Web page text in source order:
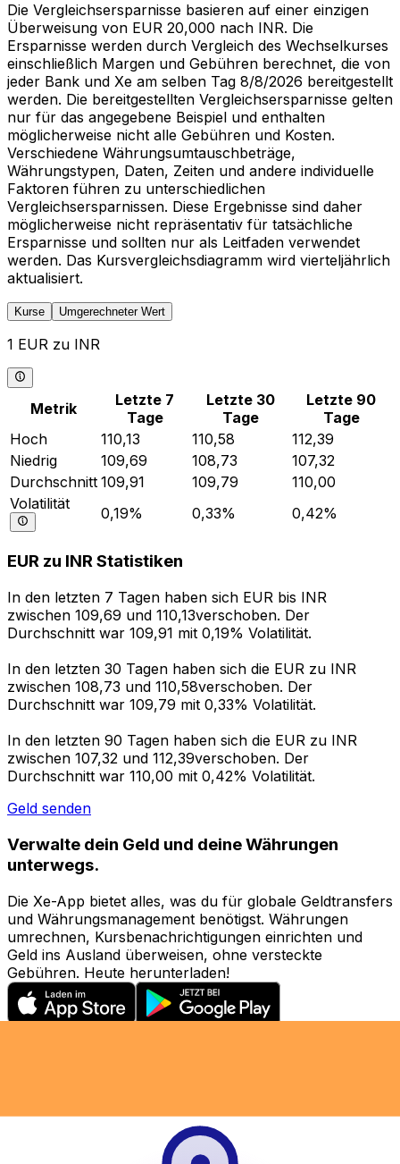
Die Vergleichsersparnisse basieren auf einer einzigen
Überweisung von EUR 20,000 nach INR. Die
Ersparnisse werden durch Vergleich des Wechselkurses
einschließlich Margen und Gebühren berechnet, die von
jeder Bank und Xe am selben Tag 8/8/2026 bereitgestellt
werden. Die bereitgestellten Vergleichsersparnisse gelten
nur für das angegebene Beispiel und enthalten
möglicherweise nicht alle Gebühren und Kosten.
Verschiedene Währungsumtauschbeträge,
Währungstypen, Daten, Zeiten und andere individuelle
Faktoren führen zu unterschiedlichen
Vergleichsersparnissen. Diese Ergebnisse sind daher
möglicherweise nicht repräsentativ für tatsächliche
Ersparnisse und sollten nur als Leitfaden verwendet
werden. Das Kursvergleichsdiagramm wird vierteljährlich
aktualisiert.
Kurse Umgerechneter Wert
1 EUR zu INR
Metrik
Letzte 7
Tage
Letzte 30
Tage
Letzte 90
Tage
Hoch
110,13 110,58
112,39
Niedrig
109,69 108,73
107,32
Durchschnitt 109,91 109,79
110,00
Volatilität
0,19% 0,33% 0,42%
EUR zu INR Statistiken
In den letzten 7 Tagen haben sich EUR bis INR
zwischen 109,69 und 110,13verschoben. Der
Durchschnitt war 109,91 mit 0,19% Volatilität.
In den letzten 30 Tagen haben sich die EUR zu INR
zwischen 108,73 und 110,58verschoben. Der
Durchschnitt war 109,79 mit 0,33% Volatilität.
In den letzten 90 Tagen haben sich die EUR zu INR
zwischen 107,32 und 112,39verschoben. Der
Durchschnitt war 110,00 mit 0,42% Volatilität.
Geld senden
Verwalte dein Geld und deine Währungen
unterwegs.
Die Xe-App bietet alles, was du für globale Geldtransfers
und Währungsmanagement benötigst. Währungen
umrechnen, Kursbenachrichtigungen einrichten und
Geld ins Ausland überweisen, ohne versteckte
Gebühren. Heute herunterladen!